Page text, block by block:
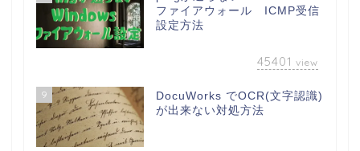
ファイアウォール ICMP受信
設定方法
45401 view
9
DocuWorks でOCR(文字認識)
が出来ない対処方法